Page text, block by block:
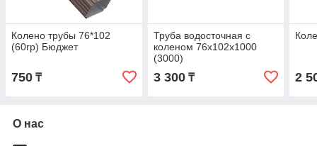
Колено трубы 76*102
(60гр) Бюджет
750 ₸
Труба водосточная с
коленом 76х102х1000
(3000)
3 300₸ 2
О нас